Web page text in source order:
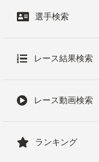
選手検索
レース結果検索
レース動画検索
ランキング